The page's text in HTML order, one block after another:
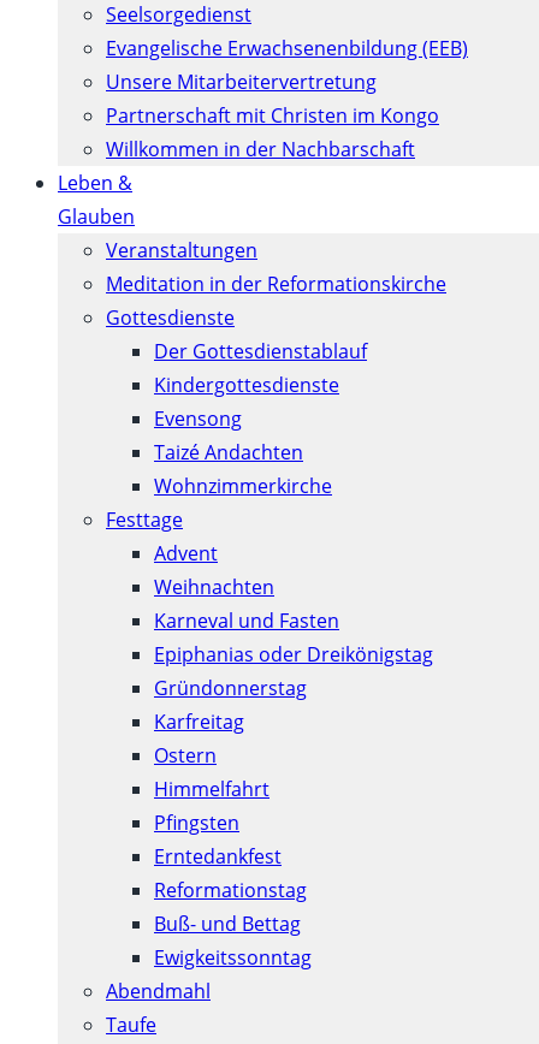
Seelsorgedienst
Evangelische Erwachsenenbildung (EEB)
Unsere Mitarbeitervertretung
Partnerschaft mit Christen im Kongo
Willkommen in der Nachbarschaft
Leben &
Glauben
Veranstaltungen
Meditation in der Reformationskirche
Gottesdienste
Der Gottesdienstablauf
Kindergottesdienste
Evensong
Taizé Andachten
Wohnzimmerkirche
Festtage
Advent
Weihnachten
Karneval und Fasten
Epiphanias oder Dreikönigstag
Gründonnerstag
Karfreitag
Ostern
Himmelfahrt
Pfingsten
Erntedankfest
Reformationstag
Buß- und Bettag
Ewigkeitssonntag
Abendmahl
Taufe